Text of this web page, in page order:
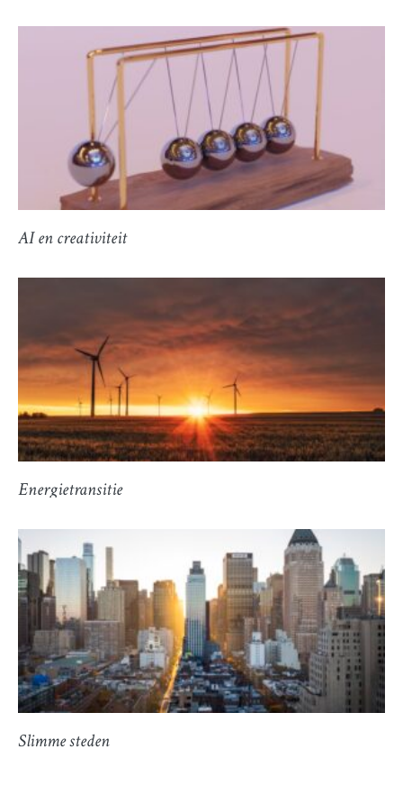
AI en creativiteit
Energietransitie
Slimme steden